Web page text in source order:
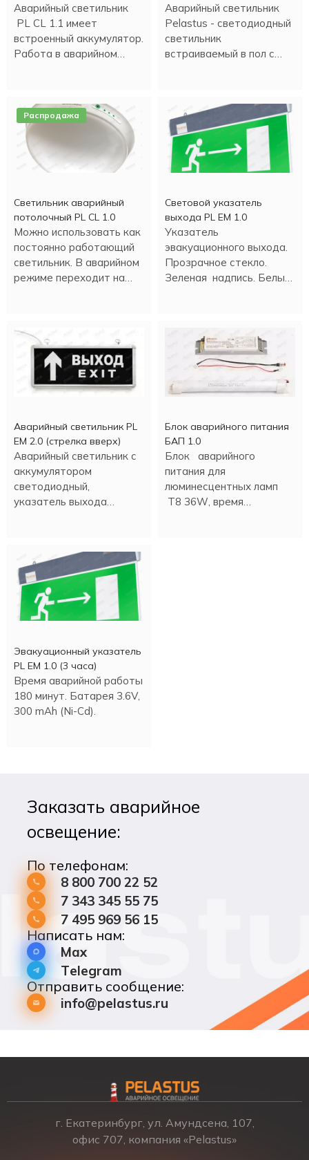
потолков
Аварийный светильник
PL CL 1.1 имеет
встроенный аккумулятор.
Работа в аварийном
Аварийный светильник
Pelastus - светодиодный
светильник
встраиваемый в пол с
Распродажа
Светильник аварийный
потолочный PL CL 1.0
Можно использовать как
постоянно работающий
светильник. В аварийном
режиме переходит на
Световой указатель
выхода PL EM 1.0
Указатель
эвакуационного выхода.
Прозрачное стекло.
Зеленая надпись. Белый
Аварийный светильник PL
EM 2.0 (стрелка вверх)
Аварийный светильник с
аккумулятором
светодиодный,
указатель выхода
Блок аварийного питания
БАП 1.0
Блок аварийного
питания для
люминесцентных ламп
Т8 36W, время
Эвакуационный указатель
PL EM 1.0 (3 часа)
Время аварийной работы
180 минут. Батарея 3.6V,
300 mAh (Ni-Cd).
Заказать аварийное
освещение:
По телефонам:
8 800 700 22 52
7 343 345 55 75
7 495 969 56 15
Написать нам:
Max
Telegram
Отправить сообщение:
info@pelastus.ru
г. Екатеринбург, ул. Амундсена, 107,
офис 707, компания «Pelastus»